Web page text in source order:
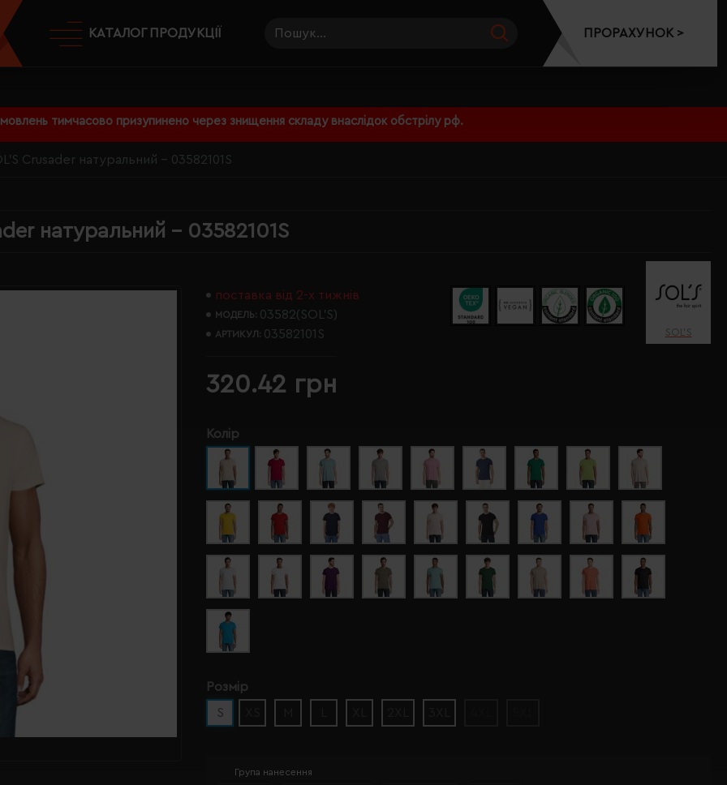
тимчасово призупинено через знищення складу внаслідок обстрілу рф.
КАТАЛОГ ПРОДУКЦІЇ ПРОРАХУНОК >
Crusader натуральний - 03582101S
натуральний - 03582101S
поставка від 2-х тижнів
МОДЕЛЬ: 03582(SOL’S)
АРТИКУЛ: 03582101S SOL’S
320.42 грн
Колір
Розмір
S
Група нанесення